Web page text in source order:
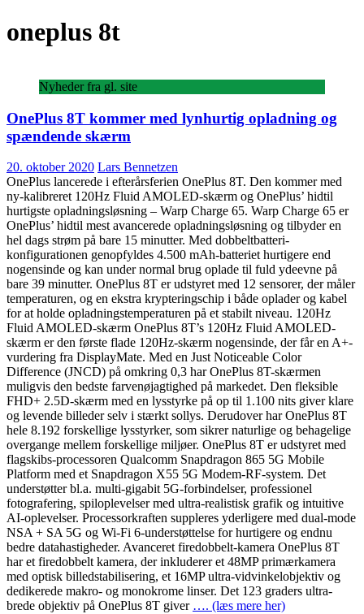
oneplus 8t
Nyheder fra gl. site
OnePlus 8T kommer med lynhurtig opladning og
spændende skærm
20. oktober 2020 Lars Bennetzen
OnePlus lancerede i efterårsferien OnePlus 8T. Den kommer med
ny-kalibreret 120Hz Fluid AMOLED-skærm og OnePlus’ hidtil
hurtigste opladningsløsning – Warp Charge 65. Warp Charge 65 er
OnePlus’ hidtil mest avancerede opladningsløsning og tilbyder en
hel dags strøm på bare 15 minutter. Med dobbeltbatteri-
konfigurationen genopfyldes 4.500 mAh-batteriet hurtigere end
nogensinde og kan under normal brug oplade til fuld ydeevne på
bare 39 minutter. OnePlus 8T er udstyret med 12 sensorer, der måler
temperaturen, og en ekstra krypteringschip i både oplader og kabel
for at holde opladningstemperaturen på et stabilt niveau. 120Hz
Fluid AMOLED-skærm OnePlus 8T’s 120Hz Fluid AMOLED-
skærm er den første flade 120Hz-skærm nogensinde, der får en A+-
vurdering fra DisplayMate. Med en Just Noticeable Color
Difference (JNCD) på omkring 0,3 har OnePlus 8T-skærmen
muligvis den bedste farvenøjagtighed på markedet. Den fleksible
FHD+ 2.5D-skærm med en lysstyrke på op til 1.100 nits giver klare
og levende billeder selv i stærkt sollys. Derudover har OnePlus 8T
hele 8.192 forskellige lysstyrker, som sikrer naturlige og behagelige
overgange mellem forskellige miljøer. OnePlus 8T er udstyret med
flagskibs-processoren Qualcomm Snapdragon 865 5G Mobile
Platform med et Snapdragon X55 5G Modem-RF-system. Det
understøtter bl.a. multi-gigabit 5G-forbindelser, professionel
fotografering, spiloplevelser med ultra-realistisk grafik og intuitive
AI-oplevelser. Processorkraften suppleres yderligere med dual-mode
NSA + SA 5G og Wi-Fi 6-understøttelse for hurtigere og endnu
bedre datahastigheder. Avanceret firedobbelt-kamera OnePlus 8T
har et firedobbelt kamera, der inkluderer et 48MP primærkamera
med optisk billedstabilisering, et 16MP ultra-vidvinkelobjektiv og
dedikerede makro- og monokrome linser. Det 123 graders ultra-
brede objektiv på OnePlus 8T giver …. (læs mere her)